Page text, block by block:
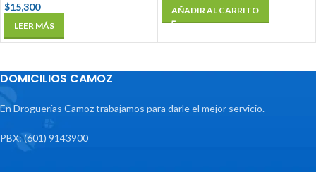
$15,300
LEER MÁS
AÑADIR AL CARRITO
DOMICILIOS CAMOZ
En Droguerías Camoz trabajamos para darle el mejor servicio.
PBX: (601) 9143900